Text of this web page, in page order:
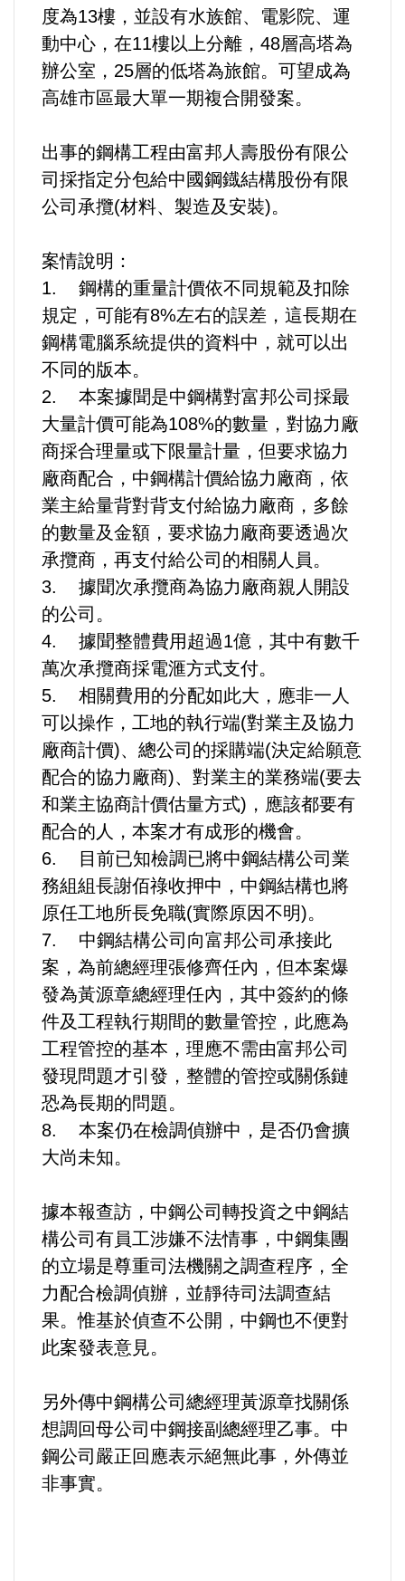
觀光旅遊
生物科技
發明/專利
旅館/民宿
好人好事/人物介紹
度為13樓，並設有水族館、電影院、運
動中心，在11樓以上分離，48層高塔為
辦公室，25層的低塔為旅館。可望成為
高雄市區最大單一期複合開發案。
出事的鋼構工程由富邦人壽股份有限公
司採指定分包給中國鋼鐡結構股份有限
公司承攬(材料、製造及安裝)。
案情說明：
1. 鋼構的重量計價依不同規範及扣除
規定，可能有8%左右的誤差，這長期在
鋼構電腦系統提供的資料中，就可以出
不同的版本。
2. 本案據聞是中鋼構對富邦公司採最
大量計價可能為108%的數量，對協力廠
商採合理量或下限量計量，但要求協力
廠商配合，中鋼構計價給協力廠商，依
業主給量背對背支付給協力廠商，多餘
的數量及金額，要求協力廠商要透過次
承攬商，再支付給公司的相關人員。
3. 據聞次承攬商為協力廠商親人開設
的公司。
4. 據聞整體費用超過1億，其中有數千
萬次承攬商採電滙方式支付。
5. 相關費用的分配如此大，應非一人
可以操作，工地的執行端(對業主及協力
廠商計價)、總公司的採購端(決定給願意
配合的協力廠商)、對業主的業務端(要去
和業主協商計價估量方式)，應該都要有
配合的人，本案才有成形的機會。
6. 目前已知檢調已將中鋼結構公司業
務組組長謝佰祿收押中，中鋼結構也將
原任工地所長免職(實際原因不明)。
7. 中鋼結構公司向富邦公司承接此
案，為前總經理張修齊任內，但本案爆
發為黃源章總經理任內，其中簽約的條
件及工程執行期間的數量管控，此應為
工程管控的基本，理應不需由富邦公司
發現問題才引發，整體的管控或關係鏈
恐為長期的問題。
8. 本案仍在檢調偵辦中，是否仍會擴
大尚未知。
據本報查訪，中鋼公司轉投資之中鋼結
構公司有員工涉嫌不法情事，中鋼集團
的立場是尊重司法機關之調查程序，全
力配合檢調偵辦，並靜待司法調查結
果。惟基於偵查不公開，中鋼也不便對
此案發表意見。
另外傳中鋼構公司總經理黃源章找關係
想調回母公司中鋼接副總經理乙事。中
鋼公司嚴正回應表示絕無此事，外傳並
非事實。